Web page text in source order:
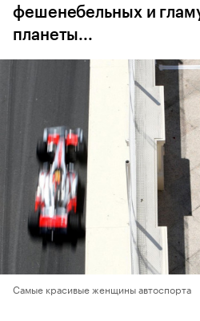
фешенебельных и
планеты...
Самые красивые женщины автоспорта